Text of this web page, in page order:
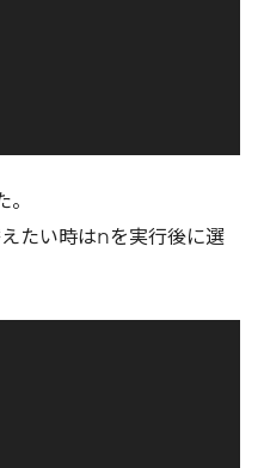
たい時はnを実行後に選